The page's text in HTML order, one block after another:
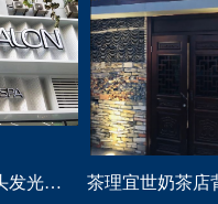
京世沙龙美发店门头发光字招牌定做